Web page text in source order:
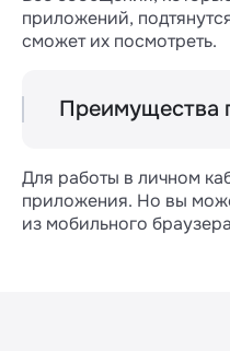
приложений,
сможет их посмотреть.
Преимущества
интерфейс
нужно учиться им
просто, понятно,
Для работы в личном
приложения. Но вы
из мобильного